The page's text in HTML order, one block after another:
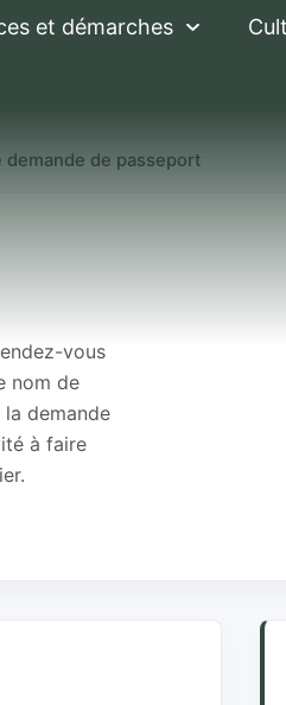
et démarches
de passeport
pour
vous
nom de
demande
à faire